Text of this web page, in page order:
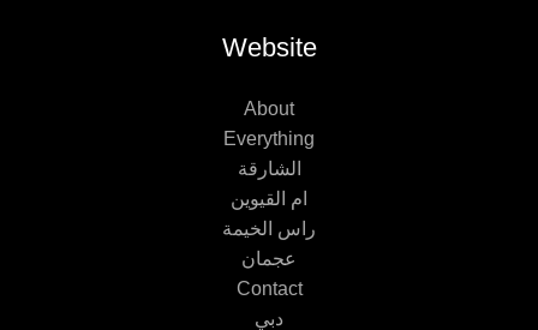
Website
About
Everything
الشارقة
ام القيوين
راس الخيمة
عجمان
Contact
دبي